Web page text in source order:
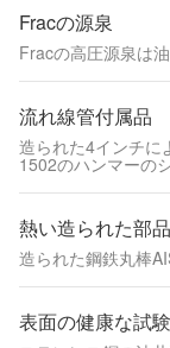
Fracの源泉
Fracの高圧源泉は
流れ線管付属品
造られた4インチに
1502のハンマーの
熱い造られた部品
造られた鋼鉄丸棒
表面の健康な試